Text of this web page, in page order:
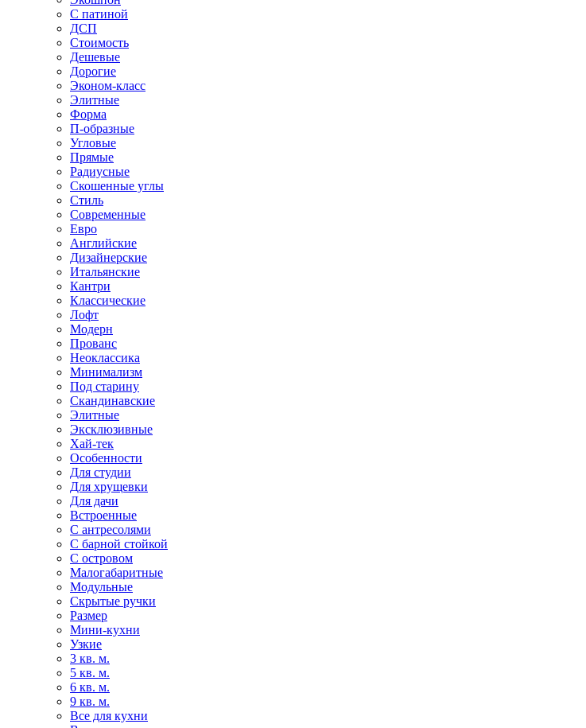
С патиной
ДСП
Стоимость
Дешевые
Дорогие
Эконом-класс
Элитные
Форма
П-образные
Угловые
Прямые
Радиусные
Скошенные углы
Стиль
Современные
Евро
Английские
Дизайнерские
Итальянские
Кантри
Классические
Лофт
Модерн
Прованс
Неоклассика
Минимализм
Под старину
Скандинавские
Элитные
Эксклюзивные
Хай-тек
Особенности
Для студии
Для хрущевки
Для дачи
Встроенные
С антресолями
С барной стойкой
С островом
Малогабаритные
Модульные
Скрытые ручки
Размер
Мини-кухни
Узкие
3 кв. м.
5 кв. м.
6 кв. м.
9 кв. м.
Все для кухни